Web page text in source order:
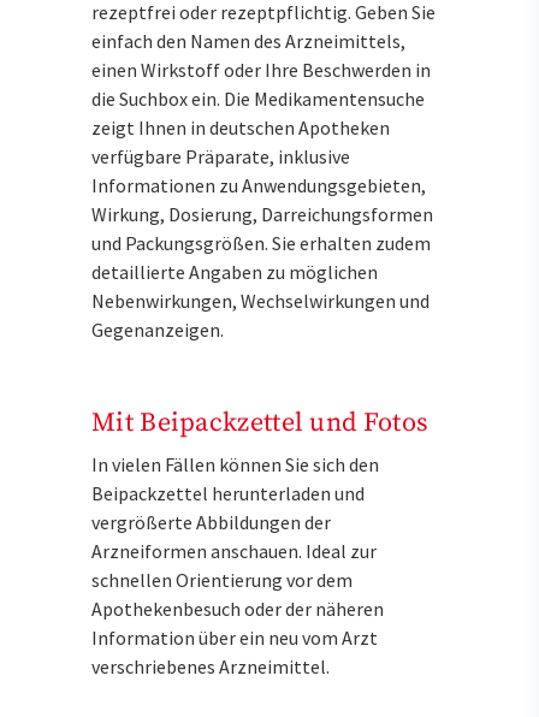
rezeptfrei oder rezeptpflichtig. Geben Sie
einfach den Namen des Arzneimittels,
einen Wirkstoff oder Ihre Beschwerden in
die Suchbox ein. Die Medikamentensuche
zeigt Ihnen in deutschen Apotheken
verfügbare Präparate, inklusive
Informationen zu Anwendungsgebieten,
Wirkung, Dosierung, Darreichungsformen
und Packungsgrößen. Sie erhalten zudem
detaillierte Angaben zu möglichen
Nebenwirkungen, Wechselwirkungen und
Gegenanzeigen.
Mit Beipackzettel und Fotos
In vielen Fällen können Sie sich den
Beipackzettel herunterladen und
vergrößerte Abbildungen der
Arzneiformen anschauen. Ideal zur
schnellen Orientierung vor dem
Apothekenbesuch oder der näheren
Information über ein neu vom Arzt
verschriebenes Arzneimittel.